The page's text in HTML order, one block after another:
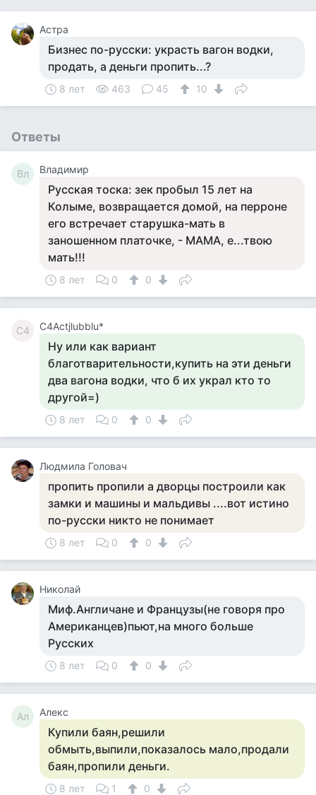
Астра
Бизнес по-русски: украсть вагон водки,
продать, а деньги пропить...?
8 лет 463 45 10
Ответы
Вл Владимир
Русская тоска: зек пробыл 15 лет на
Колыме, возвращается домой, на перроне
его встречает старушка-мать в
заношенном платочке, - МАМА, е...твою
мать!!!
8 лет 0 0
C4 C4Actjlubblu*
Ну или как вариант
благотварительности,купить на эти деньги
два вагона водки, что б их украл кто то
другой=)
8 лет 0 0
Людмила Головач
пропить пропили а дворцы построили как
замки и машины и мальдивы ....вот истино
по-русски никто не понимает
8 лет 0 0
Николай
Миф.Англичане и Французы(не говоря про
Американцев)пьют,на много больше
Русских
8 лет 0 0
Ал Алекс
Купили баян,решили
обмыть,выпили,показалось мало,продали
баян,пропили деньги.
8 лет 1
0